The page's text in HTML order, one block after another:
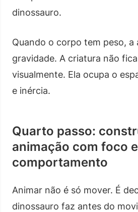
dinossauro.
Quando o corpo tem peso, a
gravidade. A criatura não
visualmente. Ela ocupa o
e inércia.
Quarto passo:
animação com foco
comportamento
Animar não é só mover. É
dinossauro faz antes do